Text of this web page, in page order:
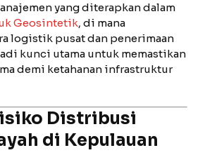
yang diterapkan dalam
Geosintetik, di mana
logistik pusat dan penerimaan
kunci utama untuk memastikan
demi ketahanan infrastruktur
Distribusi
di Kepulauan